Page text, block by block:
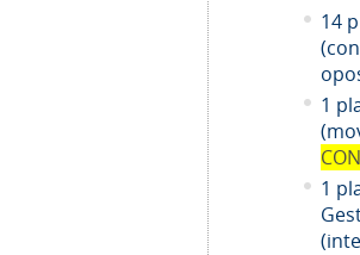
14
1
1